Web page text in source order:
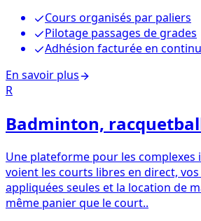
Cours organisés par paliers
Pilotage passages de grades
Adhésion facturée en continu
En savoir plus
R
Badminton,
Une plateforme pour les complexes
voient les courts libres en direct,
appliquées seules et la location de
même panier que le court..